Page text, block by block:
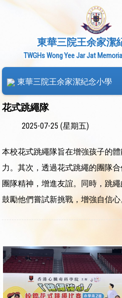
東華三院王余家潔
TWGHs Wong Yee Jar Jat
東華三院王余家潔紀念小學
花式跳繩隊
2025-07-25 (星期五)
本校花式跳繩隊旨在增強孩子的
力。其次，透過花式跳繩的團隊
團隊精神，增進友誼。同時，跳
鼓勵他們嘗試新挑戰，增強自信心